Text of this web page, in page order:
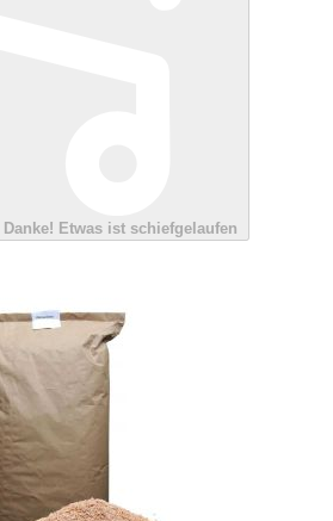
Danke! Etwas ist schiefgelaufen